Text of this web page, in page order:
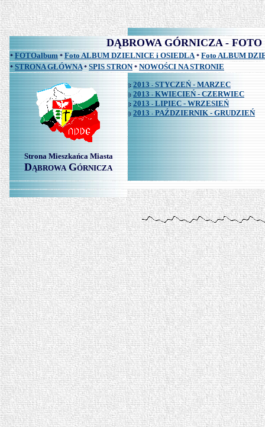
DĄBROWA GÓRNICZA - FOTO
* FOTOalbum * Foto ALBUM DZIELNICE i OSIEDLA * Foto ALBUM
* STRONA GŁÓWNA * SPIS STRON * NOWOŚCI NA STRONIE
Strona Mieszkańca Miasta
DĄBROWA GÓRNICZA
|: 2013 - STYCZEŃ - MARZEC
|: 2013 - KWIECIEŃ - CZERWIEC
|: 2013 - LIPIEC - WRZESIEŃ
|: 2013 - PAŹDZIERNIK - GRUDZIEŃ